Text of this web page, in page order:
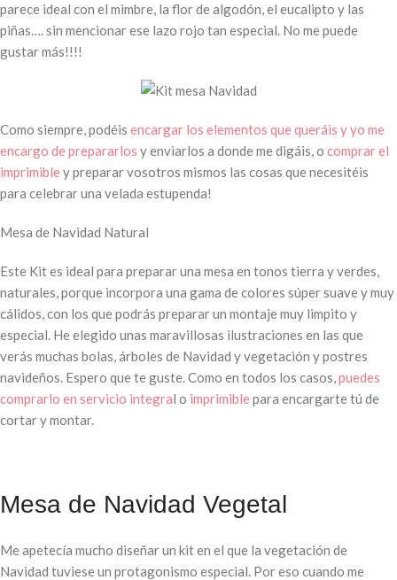
parece ideal con el mimbre, la flor de algodón, el eucalipto y las
piñas…. sin mencionar ese lazo rojo tan especial. No me puede
gustar más!!!!
Como siempre, podéis encargar los elementos que queráis y yo me
encargo de prepararlos y enviarlos a donde me digáis, o comprar el
imprimibley preparar vosotros mismos las cosas que necesitéis
para celebrar una velada estupenda!
Mesa de Navidad Natural
Este Kit es ideal para preparar una mesa en tonos tierra y verdes,
naturales, porque incorpora una gama de colores súper suave y muy
cálidos, con los que podrás preparar un montaje muy limpito y
especial. He elegido unas maravillosas ilustraciones en las que
verás muchas bolas, árboles de Navidad y vegetación y postres
navideños. Espero que te guste. Como en todos los casos,puedes
comprarlo en servicio integral o imprimiblepara encargarte tú de
cortar y montar.
Mesa de Navidad Vegetal
Me apetecía mucho diseñar un kit en el que la vegetación de
Navidad tuviese un protagonismo especial. Por eso cuando me